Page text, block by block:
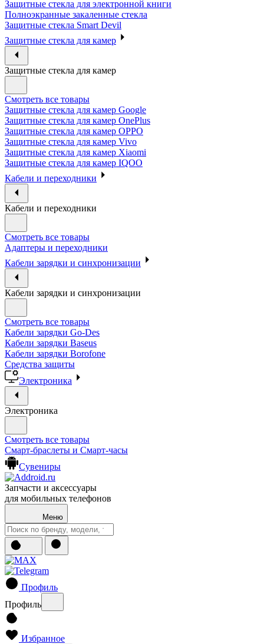
Защитные стекла для электронной книги
Полноэкранные закаленные стекла
Защитные стекла Smart Devil
Защитные стекла для камер
Защитные стекла для камер
Смотреть все товары
Защитные стекла для камер Google
Защитные стекла для камер OnePlus
Защитные стекла для камер OPPO
Защитные стекла для камер Vivo
Защитные стекла для камер Xiaomi
Защитные стекла для камер IQOO
Кабели и переходники
Кабели и переходники
Смотреть все товары
Адаптеры и переходники
Кабели зарядки и синхронизации
Кабели зарядки и синхронизации
Смотреть все товары
Кабели зарядки Go-Des
Кабели зарядки Baseus
Кабели зарядки Borofone
Средства защиты
Электроника
Электроника
Смотреть все товары
Смарт-браслеты и Смарт-часы
Сувениры
Запчасти и аксессуары
для мобильных телефонов
Меню
Профиль
Профиль
Избранное